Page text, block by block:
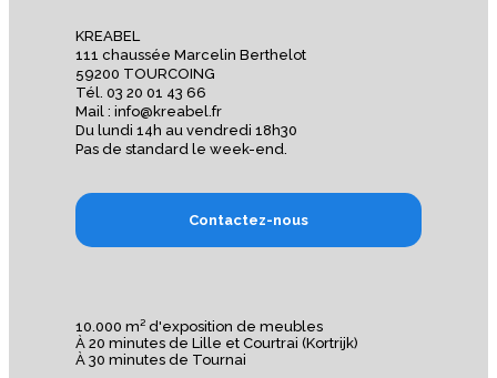
KREABEL
111 chaussée Marcelin Berthelot
59200 TOURCOING
Tél. 03 20 01 43 66
Mail : info@kreabel.fr
Du lundi 14h au vendredi 18h30
Pas de standard le week-end.
Contactez-nous
10.000 m² d'exposition de meubles
À 20 minutes de Lille et Courtrai (Kortrijk)
À 30 minutes de Tournai